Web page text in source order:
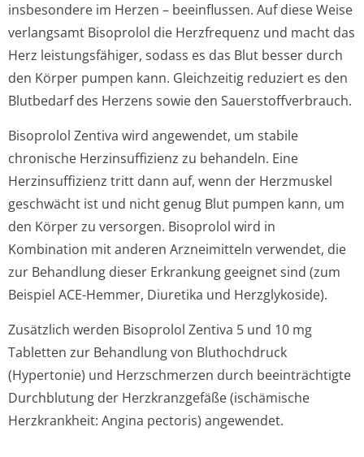
insbesondere im Herzen – beeinflussen. Auf diese Weise
verlangsamt Bisoprolol die Herzfrequenz und macht das
Herz leistungsfähiger, sodass es das Blut besser durch
den Körper pumpen kann. Gleichzeitig reduziert es den
Blutbedarf des Herzens sowie den Sauerstoffver­brauch.
Bisoprolol Zentiva wird angewendet, um stabile
chronische Herzinsuffizienz zu behandeln. Eine
Herzinsuffizienz tritt dann auf, wenn der Herzmuskel
geschwächt ist und nicht genug Blut pumpen kann, um
den Körper zu versorgen. Bisoprolol wird in
Kombination mit anderen Arzneimitteln verwendet, die
zur Behandlung dieser Erkrankung geeignet sind (zum
Beispiel ACE-Hemmer, Diuretika und Herzglykoside).
Zusätzlich werden Bisoprolol Zentiva 5 und 10 mg
Tabletten zur Behandlung von Bluthochdruck
(Hypertonie) und Herzschmerzen durch beeinträchtigte
Durchblutung der Herzkranzgefäße (ischämische
Herzkrankheit: Angina pectoris) angewendet.